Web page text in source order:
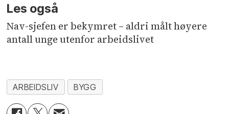
Les også
Nav-sjefen er bekymret – aldri målt høyere
antall unge utenfor arbeidslivet
ARBEIDSLIV BYGG